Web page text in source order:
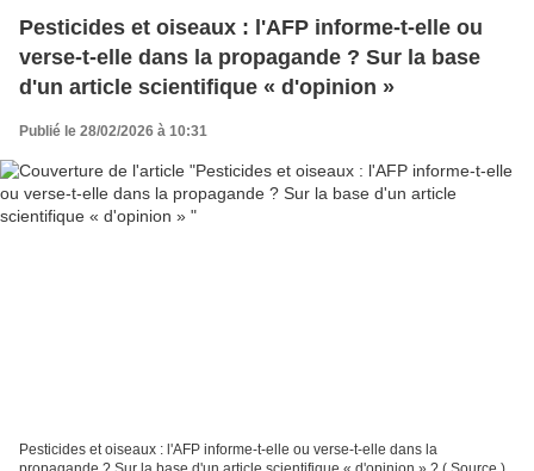
Pesticides et oiseaux : l'AFP informe-t-elle ou
verse-t-elle dans la propagande ? Sur la base
d'un article scientifique « d'opinion »
Publié le 28/02/2026 à 10:31
Pesticides et oiseaux : l'AFP informe-t-elle ou verse-t-elle dans la